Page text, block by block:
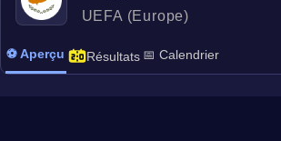
UEFA (Europe)
⚽ Aperçu Résultats 📅 Calendrier